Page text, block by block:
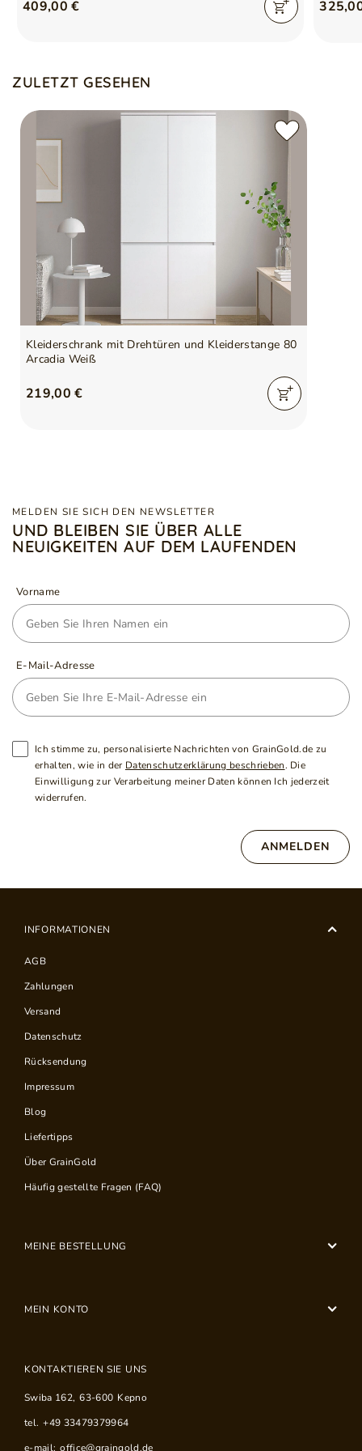
409,00 €
ZULETZT GESEHEN
Kleiderschrank mit Drehtüren und Kleiderstange 80
Arcadia Weiß
219,00 €
MELDEN SIE SICH DEN NEWSLETTER
UND BLEIBEN SIE ÜBER ALLE
NEUIGKEITEN AUF DEM LAUFENDEN
Vorname
E-Mail-Adresse
Ich stimme zu, personalisierte Nachrichten von GrainGold.de zu
erhalten, wie in der Datenschutzerklärung beschrieben. Die
Einwilligung zur Verarbeitung meiner Daten können Ich jederzeit
widerrufen.
ANMELDEN
INFORMATIONEN
AGB
Zahlungen
Versand
Datenschutz
Rücksendung
Impressum
Blog
Liefertipps
Über GrainGold
Häufig gestellte Fragen (FAQ)
MEINE BESTELLUNG
MEIN KONTO
KONTAKTIEREN SIE UNS
Swiba 162, 63-600 Kepno
tel. +49 33479379964
e-mail: office@graingold.de